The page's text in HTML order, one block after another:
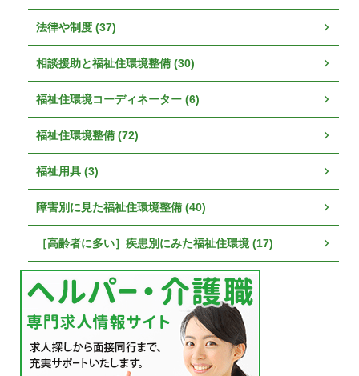
法律や制度 (37)
相談援助と福祉住環境整備 (30)
福祉住環境コーディネーター (6)
福祉住環境整備 (72)
福祉用具 (3)
障害別に見た福祉住環境整備 (40)
［高齢者に多い］疾患別にみた福祉住環境 (17)